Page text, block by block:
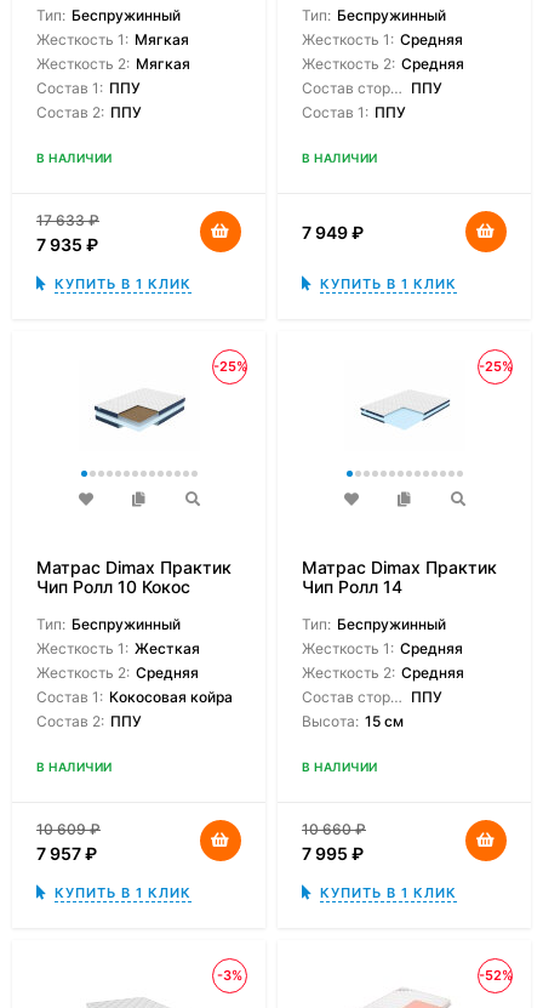
Тип: Беспружинный
Жесткость 1: Мягкая
Жесткость 2: Мягкая
Состав 1: ППУ
Состав 2: ППУ
В НАЛИЧИИ
17 633₽
7 935 ₽
КУПИТЬ В 1 КЛИК
Тип: Беспружинный
Жесткость 1: Средняя
Жесткость 2: Средняя
Состав сторон: ППУ
Состав 1: ППУ
В НАЛИЧИИ
7 949₽
КУПИТЬ В 1 КЛИК
-25%
Матрас Dimax Практик
Чип Ролл 10 Кокос
Тип: Беспружинный
Жесткость 1: Жесткая
Жесткость 2: Средняя
Состав 1: Кокосовая койра
Состав 2: ППУ
В НАЛИЧИИ
10 609₽
7 957₽
КУПИТЬ В 1 КЛИК
-25%
Матрас Dimax Практик
Чип Ролл 14
Тип: Беспружинный
Жесткость 1: Средняя
Жесткость 2: Средняя
Состав сторон: ППУ
Высота: 15 см
В НАЛИЧИИ
10 660₽
7 995 ₽
КУПИТЬ В 1 КЛИК
-3% -52%